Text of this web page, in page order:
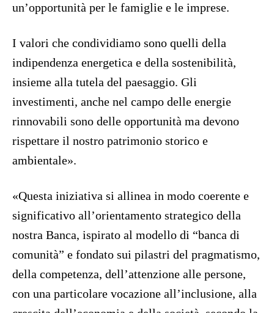
un’opportunità per le famiglie e le imprese.
I valori che condividiamo sono quelli della
indipendenza energetica e della sostenibilità,
insieme alla tutela del paesaggio. Gli
investimenti, anche nel campo delle energie
rinnovabili sono delle opportunità ma devono
rispettare il nostro patrimonio storico e
ambientale».
«Questa iniziativa si allinea in modo coerente e
significativo all’orientamento strategico della
nostra Banca, ispirato al modello di “banca di
comunità” e fondato sui pilastri del pragmatismo,
della competenza, dell’attenzione alle persone,
con una particolare vocazione all’inclusione, alla